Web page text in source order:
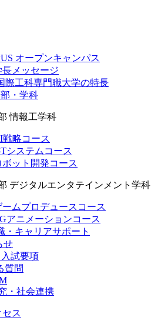
オープンキャンパス
長メッセージ
際工科専門職大学の特長
・学科
情報工学科
戦略コース
システムコース
ボット開発コース
デジタルエンタテインメント学科
ームプロデュースコース
アニメーションコース
・キャリアサポート
せ
入試要項
質問
・社会連携
ス